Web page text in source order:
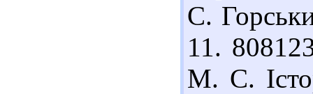
С.
11.
М. С.